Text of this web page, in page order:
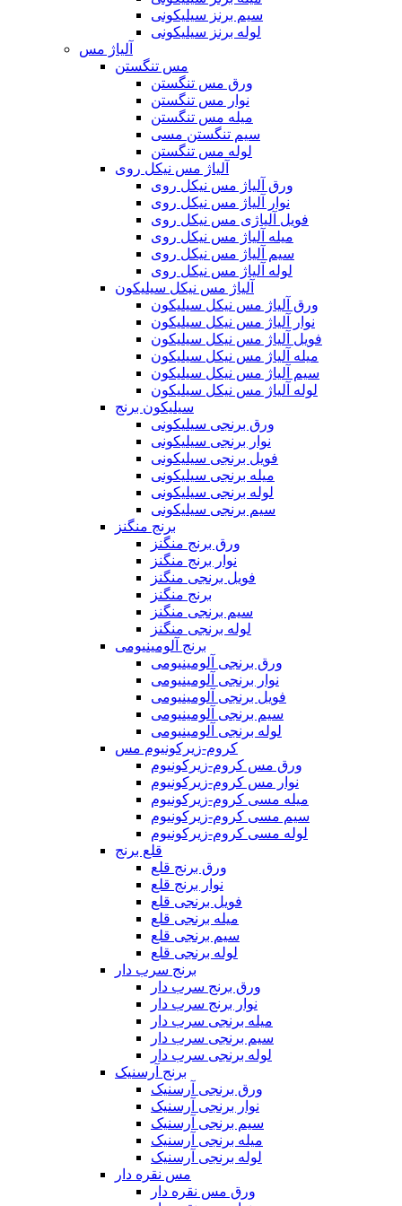
سیم برنز سیلیکونی
لوله برنز سیلیکونی
آلیاژ مس
مس تنگستن
ورق مس تنگستن
نوار مس تنگستن
میله مس تنگستن
سیم تنگستن مسی
لوله مس تنگستن
آلیاژ مس نیکل روی
ورق آلیاژ مس نیکل روی
نوار آلیاژ مس نیکل روی
فویل آلیاژی مس نیکل روی
میله آلیاژ مس نیکل روی
سیم آلیاژ مس نیکل روی
لوله آلیاژ مس نیکل روی
آلیاژ مس نیکل سیلیکون
ورق آلیاژ مس نیکل سیلیکون
نوار آلیاژ مس نیکل سیلیکون
فویل آلیاژ مس نیکل سیلیکون
میله آلیاژ مس نیکل سیلیکون
سیم آلیاژ مس نیکل سیلیکون
لوله آلیاژ مس نیکل سیلیکون
سیلیکون برنج
ورق برنجی سیلیکونی
نوار برنجی سیلیکونی
فویل برنجی سیلیکونی
میله برنجی سیلیکونی
لوله برنجی سیلیکونی
سیم برنجی سیلیکونی
برنج منگنز
ورق برنج منگنز
نوار برنج منگنز
فویل برنجی منگنز
برنج منگنز
سیم برنجی منگنز
لوله برنجی منگنز
برنج آلومینیومی
ورق برنجی آلومینیومی
نوار برنجی آلومینیومی
فویل برنجی آلومینیومی
سیم برنجی آلومینیومی
لوله برنجی آلومینیومی
کروم-زیرکونیوم مس
ورق مس کروم-زیرکونیوم
نوار مس کروم-زیرکونیوم
میله مسی کروم-زیرکونیوم
سیم مسی کروم-زیرکونیوم
لوله مسی کروم-زیرکونیوم
قلع برنج
ورق برنج قلع
نوار برنج قلع
فویل برنجی قلع
میله برنجی قلع
سیم برنجی قلع
لوله برنجی قلع
برنج سرب دار
ورق برنج سرب دار
نوار برنج سرب دار
میله برنجی سرب دار
سیم برنجی سرب دار
لوله برنجی سرب دار
برنج آرسنیک
ورق برنجی آرسنیک
نوار برنجی آرسنیک
سیم برنجی آرسنیک
میله برنجی آرسنیک
لوله برنجی آرسنیک
مس نقره دار
ورق مس نقره دار